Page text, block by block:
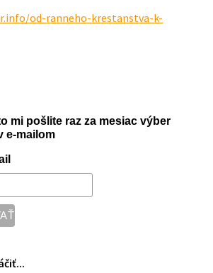
od-ranneho-krestanstva-k-
mi pošlite raz za mesiac výber
e-mailom